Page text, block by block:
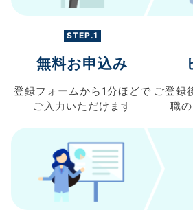
STEP.1
無料お申込み
登録フォームから 1分ほどで
ご入力 いただけます
ご登録
職の